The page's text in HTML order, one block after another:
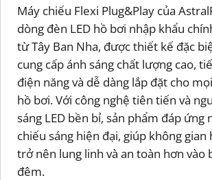
Máy chiếu Flexi Plug&Play của
dòng đèn LED hồ bơi nhập khẩu
từ Tây Ban Nha, được thiết kế đặc
cung cấp ánh sáng chất lượng cao,
điện năng và dễ dàng lắp đặt cho
hồ bơi. Với công nghệ tiên tiến và
sáng LED bền bỉ, sản phẩm đáp ứng
chiếu sáng hiện đại, giúp không gian
trở nên lung linh và an toàn hơn vào
đêm.